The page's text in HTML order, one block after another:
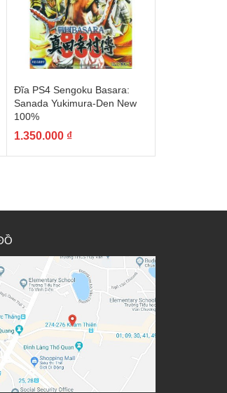
Đĩa PS4 Sengoku Basara:
Sanada Yukimura-Den New
100%
1.350.000 ₫